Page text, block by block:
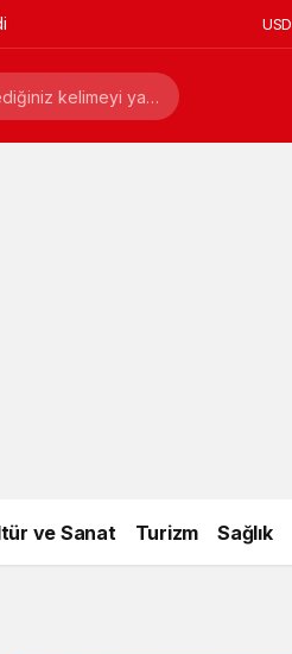
USD
ve Sanat Turizm Sağlık